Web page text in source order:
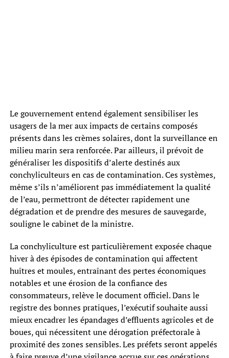
Le gouvernement entend également sensibiliser les
usagers de la mer aux impacts de certains composés
présents dans les crèmes solaires, dont la surveillance en
milieu marin sera renforcée. Par ailleurs, il prévoit de
généraliser les dispositifs d’alerte destinés aux
conchyliculteurs en cas de contamination. Ces systèmes,
même s’ils n’améliorent pas immédiatement la qualité
de l’eau, permettront de détecter rapidement une
dégradation et de prendre des mesures de sauvegarde,
souligne le cabinet de la ministre.
La conchyliculture est particulièrement exposée chaque
hiver à des épisodes de contamination qui affectent
huîtres et moules, entraînant des pertes économiques
notables et une érosion de la confiance des
consommateurs, relève le document officiel. Dans le
registre des bonnes pratiques, l’exécutif souhaite aussi
mieux encadrer les épandages d’effluents agricoles et de
boues, qui nécessitent une dérogation préfectorale à
proximité des zones sensibles. Les préfets seront appelés